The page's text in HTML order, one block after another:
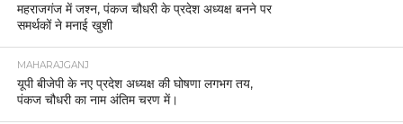
महराजगंज में जश्न, पंकज चौधरी के प्रदेश अध्यक्ष बनने पर
समर्थकों ने मनाई खुशी
MAHARAJGANJ
यूपी बीजेपी के नए प्रदेश अध्यक्ष की घोषणा लगभग तय,
पंकज चौधरी का नाम अंतिम चरण में।